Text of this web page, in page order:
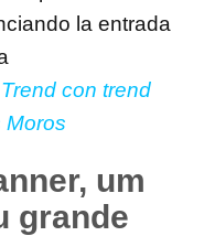
Trend con trend
Moros
um
grande